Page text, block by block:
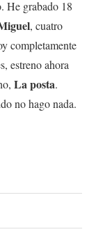
He grabado 18
, cuatro
completamente
estreno ahora
La posta.
no hago nada.